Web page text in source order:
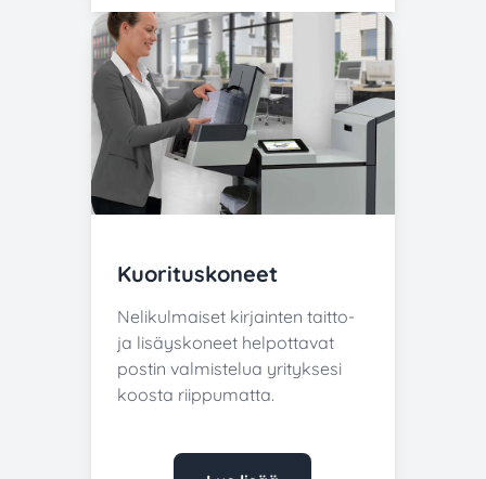
Kuorituskoneet
Nelikulmaiset kirjainten taitto-
ja lisäyskoneet helpottavat
postin valmistelua yrityksesi
koosta riippumatta.